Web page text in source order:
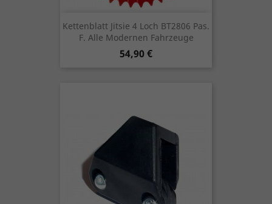
Kettenblatt Jitsie 4 Loch BT2806 Pas.
F. Alle Modernen Fahrzeuge
Preis
54,90 €